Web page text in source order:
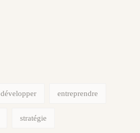
développer entreprendre
stratégie